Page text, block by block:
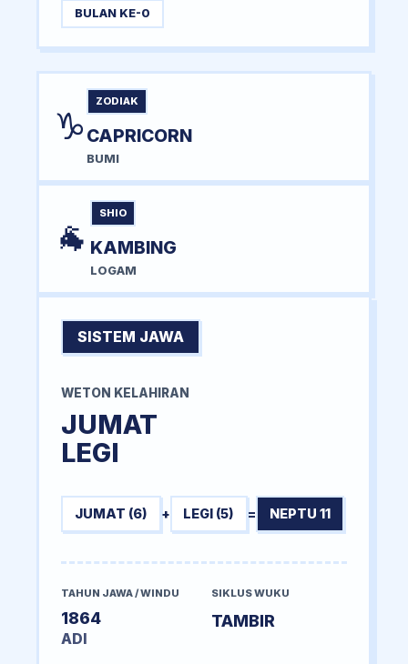
BULAN KE-0
♑
ZODIAK
CAPRICORN
BUMI
🐐
SHIO
KAMBING
LOGAM
SISTEM JAWA
WETON KELAHIRAN
JUMAT
LEGI
JUMAT (6) + LEGI (5) = NEPTU 11
TAHUN JAWA / WINDU
1864
ADI
SIKLUS WUKU
TAMBIR